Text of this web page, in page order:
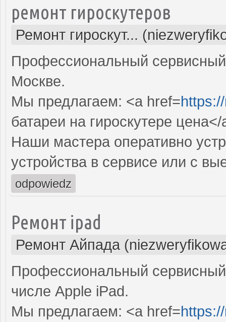
ремонт гироскутеров
Ремонт гироскут...
Профессиональный сервисный
Москве.
Мы предлагаем: <a href=
батареи на гироскутере цена</
Наши мастера оперативно
устройства в сервисе или с
odpowiedz
Ремонт ipad
Ремонт Айпада
Профессиональный
числе Apple iPad.
Мы предлагаем: <a href=